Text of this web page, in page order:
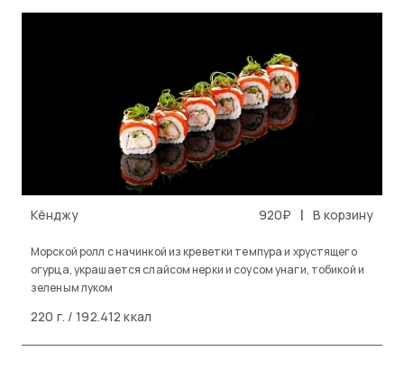
Кёнджу 920₽ | В корзину
Морской ролл с начинкой из креветки темпура и хрустящего
огурца, украшается слайсом нерки и соусом унаги, тобикой и
зеленым луком
220 г. / 192.412 ккал